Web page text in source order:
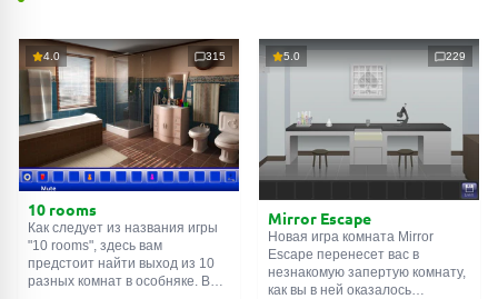
4.0 315
10 rooms
Как следует из названия игры
"10 rooms", здесь вам
предстоит найти выход из 10
разных комнат в особняке. В
5.0 229
Mirror Escape
Новая игра комната Mirror
Escape перенесет вас в
незнакомую запертую комнату,
как вы в ней оказалось